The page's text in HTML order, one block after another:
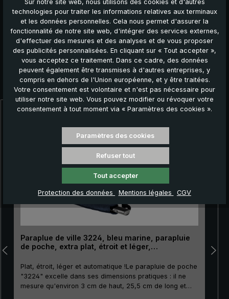
Autres produits que vous pourriez aimer :
Paraplue de ville 3224, bleu marine, parapluie
de poche, extra plat, étroit et léger,
Plat, étroit, léger et automatique !Le parapluie de poche
"3224" excelle dans ses dimensions pratiques : il ne
mesure qu'environ 3 cm de haut, 25,5 cm de long et
Sur notre site web, nous utilisons des cookies et d'autres
technologies pour traiter les informations relatives aux terminaux
et les données personnelles. Cela nous permet d'assurer la
fonctionnalité de notre site web, d'intégrer des services externes,
d'effectuer des mesures et des analyses et de vous proposer
des publicités personnalisées. En cliquant sur « Tout accepter »,
vous acceptez ce traitement. Dans ce cadre, des données
peuvent également être transmises à d'autres entreprises, y
compris en dehors de l'Union européenne, et y être traitées.
Votre consentement est volontaire et n'est pas nécessaire pour
utiliser notre site web. Vous pouvez modifier ou révoquer votre
consentement à tout moment via « Paramètres des cookies ».
Paramètres des cookies
Refuser tout
Tout accepter
Protection des données Mentions légales CGV